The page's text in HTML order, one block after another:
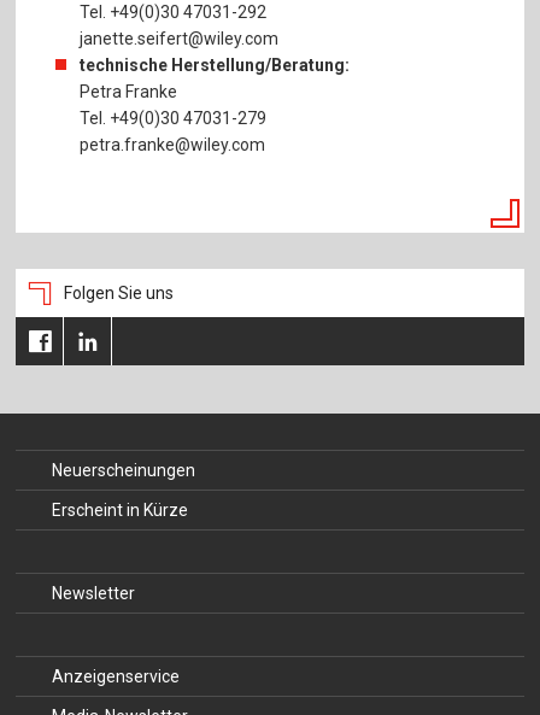
Tel. +49(0)30 47031-292
janette.seifert@wiley.com
technische Herstellung/Beratung:
Petra Franke
Tel. +49(0)30 47031-279
petra.franke@wiley.com
Folgen Sie uns
Neuerscheinungen
Erscheint in Kürze
Newsletter
Anzeigenservice